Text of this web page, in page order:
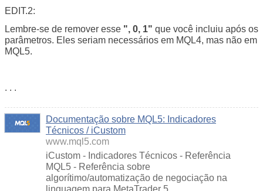
EDIT.2:
Lembre-se de remover esse ", 0, 1" que você incluiu após os
parâmetros. Eles seriam necessários em MQL4, mas não em
MQL5.
. . .
Documentação sobre MQL5: Indicadores
Técnicos / iCustom
www.mql5.com
iCustom - Indicadores Técnicos - Referência
MQL5 - Referência sobre
algorítimo/automatização de negociação na